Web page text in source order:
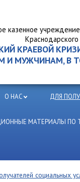
казенное
Краснодарского
КРАЕВОЙ
И МУЖЧИНАМ, В
О НАС ДЛЯ
МАТЕРИАЛЫ ПО
социальных